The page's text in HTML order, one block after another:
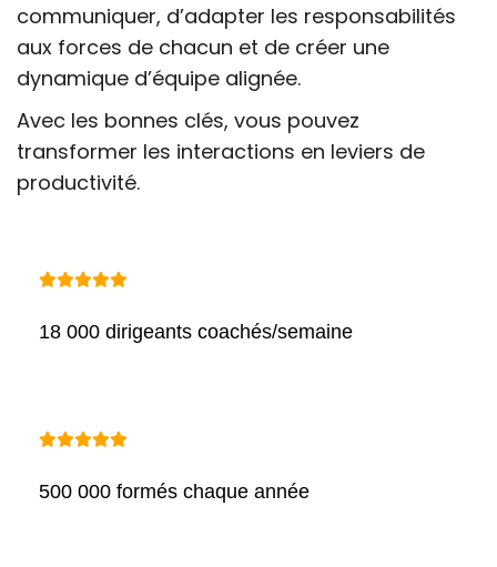
communiquer, d’adapter les responsabilités
aux forces de chacun et de créer une
dynamique d’équipe alignée.
Avec les bonnes clés, vous pouvez
transformer les interactions en leviers de
productivité.
18 000 dirigeants coachés/semaine
500 000 formés chaque année